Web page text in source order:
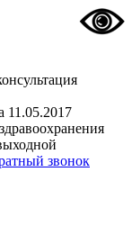
11.05.2017
звонок